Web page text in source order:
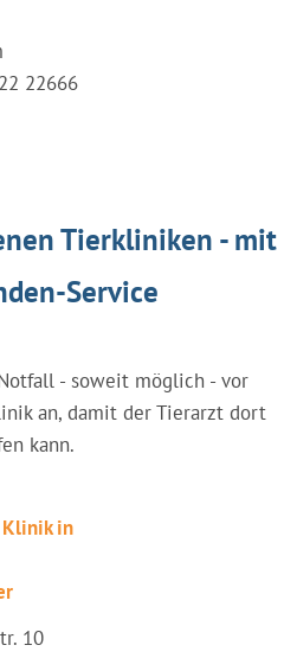
22666
Tierkliniken - mit
Service
- soweit möglich - vor
an, damit der Tierarzt dort
kann.
in
10